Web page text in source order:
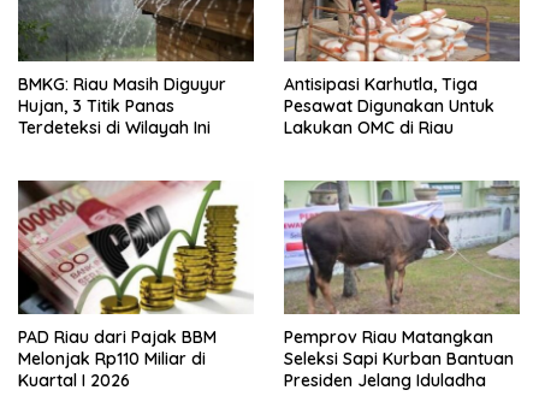
BMKG: Riau Masih Diguyur
Hujan, 3 Titik Panas
Terdeteksi di Wilayah Ini
Antisipasi Karhutla, Tiga
Pesawat Digunakan Untuk
Lakukan OMC di Riau
PAD Riau dari Pajak BBM
Melonjak Rp110 Miliar di
Kuartal I 2026
Pemprov Riau Matangkan
Seleksi Sapi Kurban Bantuan
Presiden Jelang Iduladha